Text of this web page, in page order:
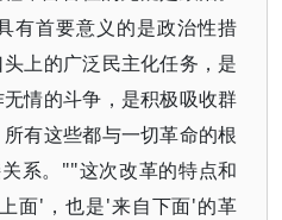
有首要意义的是政治性措
上的广泛民主化任务，是
情的斗争，是积极吸收群
有这些都与一切革命的根
系。""这次改革的特点和
面'，也是'来自下面'的革